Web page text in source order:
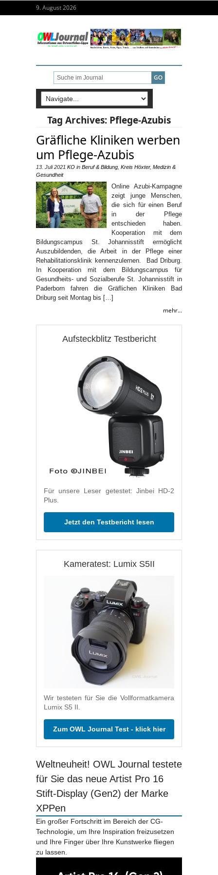
9. August 2026
Tag Archives: Pflege-Azubis
Gräfliche Kliniken werben
um Pflege-Azubis
13. Juli 2021 KO in Beruf & Bildung Kreis Höxter, Medizin &
Gesundheit
Online Azubi-Kampagne
zeigt junge Menschen,
die sich für einen Beruf
in der Pflege
entschieden haben.
Kooperation mit dem
Bildungscampus St. Johannisstift ermöglicht
Auszubildenden, die Arbeit in der Pflege einer
Rehabilitationsklinik kennenzulernen. Bad Driburg.
In Kooperation mit dem Bildungscampus für
Gesundheits- und Sozialberufe St. Johannisstift in
Paderborn fahren die Gräflichen Kliniken Bad
Driburg seit Montag bis […]
mehr...
Aufsteckblitz Testbericht
Für unsere Leser getestet: Jinbei HD-2
Plus.
Jetzt den Testbericht lesen
Kameratest: Lumix S5II
Wir testeten für Sie die Vollformatkamera
Lumix S5 II.
Zum OWL Journal Test - klick hier
Weltneuheit! OWL Journal testete
für Sie das neue Artist Pro 16
Stift-Display (Gen2) der Marke
XPPen
Ein großer Fortschritt im Bereich der CG-
Technologie, um Ihre Inspiration freizusetzen
und Ihre Finger über Ihre Kunstwerke fliegen
zu lassen.